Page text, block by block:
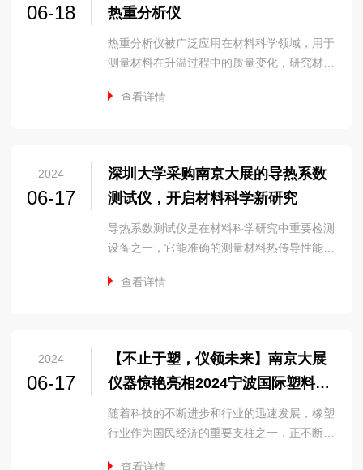
06-18
热重分析仪
热重分析仪被广泛应用在材料科学领域，用于
测量材料在升温过程中的质量变化，研究材料
查看详情
2024
06-17
深圳大学采购南京大展的导热系数
测试仪，开启材料科学新研究
导热系数测试仪是在材料科学研究中重要检测
设备之一，它能准确的测量材料热传导性能，
查看详情
2024
06-17
【不止于塑，仪领未来】南京大展
仪器惊艳亮相2024宁波国际塑料橡
胶展
随着科技的不断进步和行业的迅速发展，橡塑
行业作为国民经济的重要支柱之一，正不断吸
查看详情